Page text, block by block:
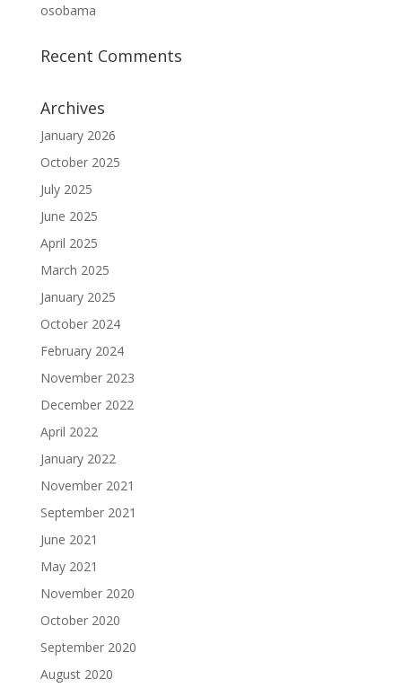
osobama
Recent Comments
Archives
January 2026
October 2025
July 2025
June 2025
April 2025
March 2025
January 2025
October 2024
February 2024
November 2023
December 2022
April 2022
January 2022
November 2021
September 2021
June 2021
May 2021
November 2020
October 2020
September 2020
August 2020